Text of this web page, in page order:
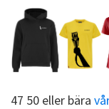
47 50 eller bära